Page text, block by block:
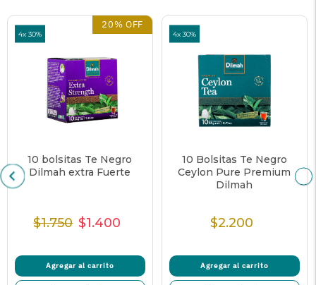
4x 30%
20% OFF
10 bolsitas Te Negro
Dilmah extra Fuerte
Precio
$1.750 Precio
venta
$1.400
Agregar al carrito
4x 30%
10 Bolsitas Te Negro
Ceylon Pure Premium
Dilmah
Precio
$2.200
Agregar al carrito